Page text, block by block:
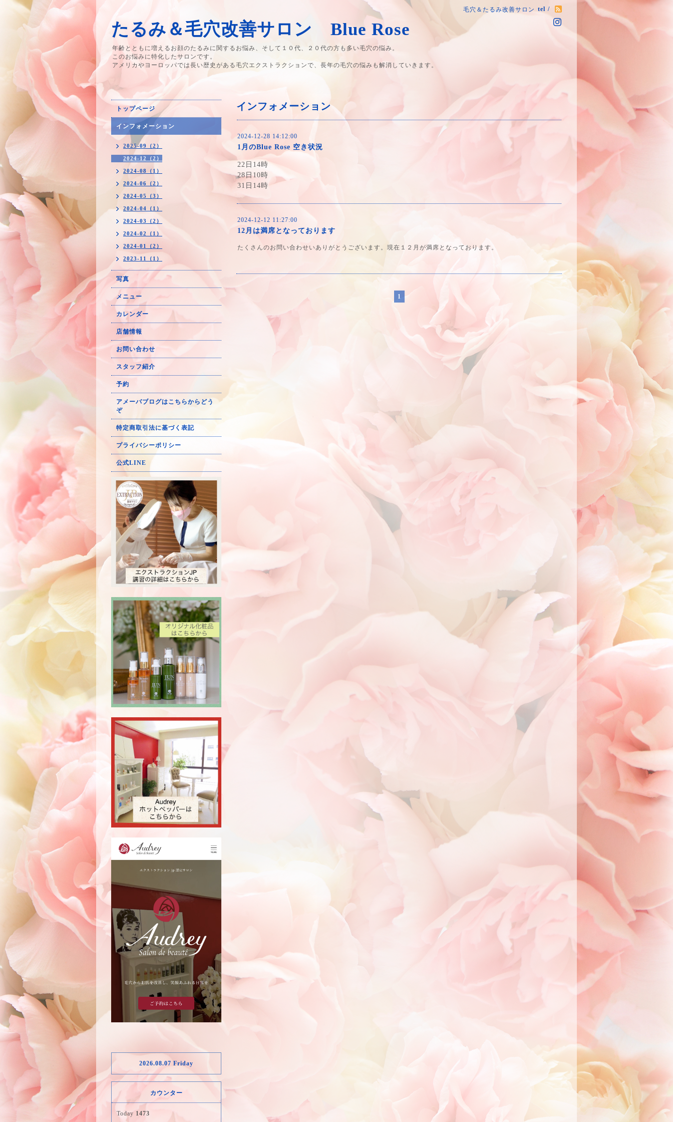
毛穴＆たるみ改善サロン tel /
たるみ＆毛穴改善サロン Blue Rose
年齢とともに増えるお顔のたるみに関するお悩み、そして１０代、２０代の方も多い毛穴の悩み。
このお悩みに特化したサロンです。
アメリカやヨーロッパでは長い歴史がある毛穴エクストラクションで、長年の毛穴の悩みも解消していきます。
インフォメーション
2024-12-28 14:12:00
1月のBlue Rose 空き状況
22 日 14時
28日10時
31 日 14時
2024-12-12 11:27:00
12月は満席となっております
たくさんのお問い合わせいありがとうございます。現在１２月が満席となっております。
1
トップページ
インフォメーション
2025-09（2）
2024-12（2）
2024-08（1）
2024-06（2）
2024-05（3）
2024-04（1）
2024-03（2）
2024-02（1）
2024-01（2）
2023-11（1）
写真
メニュー
カレンダー
店舗情報
お問い合わせ
スタッフ紹介
予約
アメーバブログはこちらからどう
ぞ
特定商取引法に基づく表記
プライバシーポリシー
公式LINE
2026.08.07 Friday
カウンター
Today 1473